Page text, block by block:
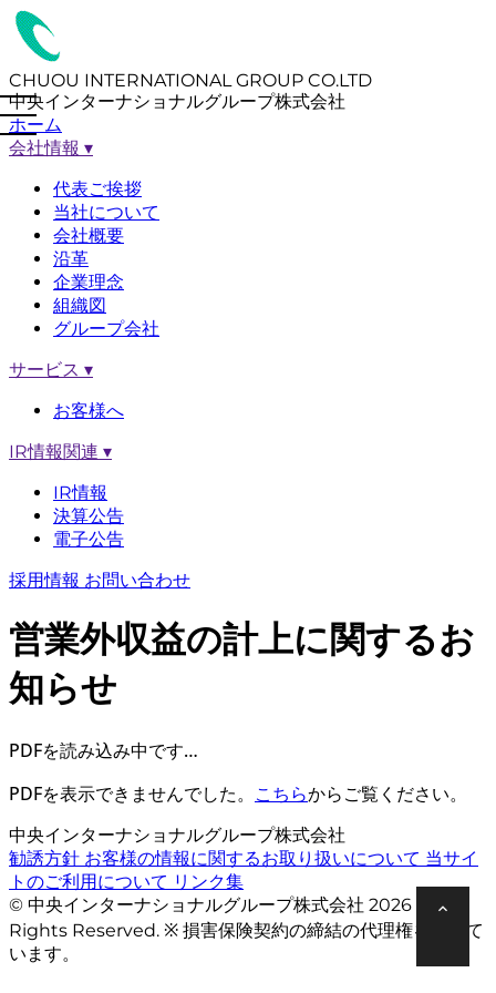
CHUOU INTERNATIONAL GROUP CO.LTD
中央インターナショナルグループ株式会社
ホーム
会社情報 ▾
代表ご挨拶
当社について
会社概要
沿革
企業理念
組織図
グループ会社
サービス ▾
お客様へ
IR情報関連 ▾
IR情報
決算公告
電子公告
採用情報 お問い合わせ
営業外収益の計上に関するお
知らせ
PDFを読み込み中です…
PDFを表示できませんでした。 こちらからご覧ください。
中央インターナショナルグループ株式会社
勧誘方針 お客様の情報に関するお取り扱いについて 当サイ
トのご利用について リンク集
© 中央インターナショナルグループ株式会社 2026 All
Rights Reserved. ※ 損害保険契約の締結の代理権を有して
います。